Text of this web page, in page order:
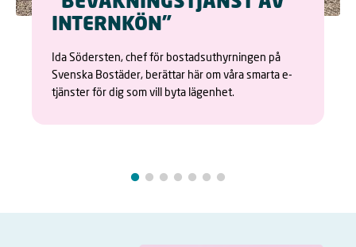
INTERNKÖN"
Ida Södersten, chef för bostadsuthyrningen på
Svenska Bostäder, berättar här om våra smarta e-
tjänster för dig som vill byta lägenhet.